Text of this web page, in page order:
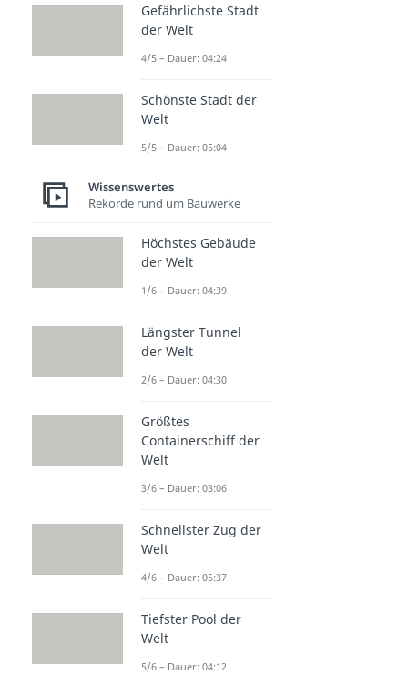
Gefährlichste Stadt
der Welt
4/5 – Dauer: 04:24
Schönste Stadt der
Welt
5/5 – Dauer: 05:04
Wissenswertes
Rekorde rund um Bauwerke
Höchstes Gebäude
der Welt
1/6 – Dauer: 04:39
Längster Tunnel
der Welt
2/6 – Dauer: 04:30
Größtes
Containerschiff der
Welt
3/6 – Dauer: 03:06
Schnellster Zug der
Welt
4/6 – Dauer: 05:37
Tiefster Pool der
Welt
5/6 – Dauer: 04:12